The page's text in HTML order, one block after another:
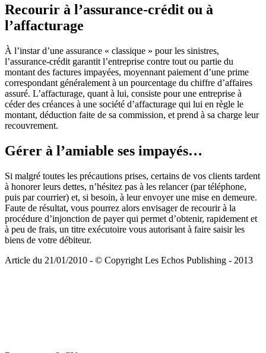
Recourir à l’assurance-crédit ou à
l’affacturage
À l’instar d’une assurance « classique » pour les sinistres,
l’assurance-crédit garantit l’entreprise contre tout ou partie du
montant des factures impayées, moyennant paiement d’une prime
correspondant généralement à un pourcentage du chiffre d’affaires
assuré. L’affacturage, quant à lui, consiste pour une entreprise à
céder des créances à une société d’affacturage qui lui en règle le
montant, déduction faite de sa commission, et prend à sa charge leur
recouvrement.
Gérer à l’amiable ses impayés…
Si malgré toutes les précautions prises, certains de vos clients tardent
à honorer leurs dettes, n’hésitez pas à les relancer (par téléphone,
puis par courrier) et, si besoin, à leur envoyer une mise en demeure.
Faute de résultat, vous pourrez alors envisager de recourir à la
procédure d’injonction de payer qui permet d’obtenir, rapidement et
à peu de frais, un titre exécutoire vous autorisant à faire saisir les
biens de votre débiteur.
Article du 21/01/2010 - © Copyright Les Echos Publishing - 2013